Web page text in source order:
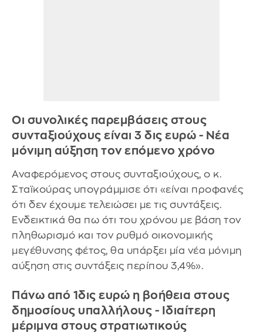
Οι συνολικές παρεμβάσεις στους
συνταξιούχους είναι 3 δις ευρώ - Νέα
μόνιμη αύξηση τον επόμενο χρόνο
Αναφερόμενος στους συνταξιούχους, ο κ.
Σταϊκούρας υπογράμμισε ότι «είναι προφανές
ότι δεν έχουμε τελειώσει με τις συντάξεις.
Ενδεικτικά θα πω ότι του χρόνου με βάση τον
πληθωρισμό και τον ρυθμό οικονομικής
μεγέθυνσης φέτος, θα υπάρξει μία νέα μόνιμη
αύξηση στις συντάξεις περίπου 3,4%».
Πάνω από 1δις ευρώ η βοήθεια στους
δημοσίους υπαλλήλους - Ιδιαίτερη
μέριμνα στους στρατιωτικούς